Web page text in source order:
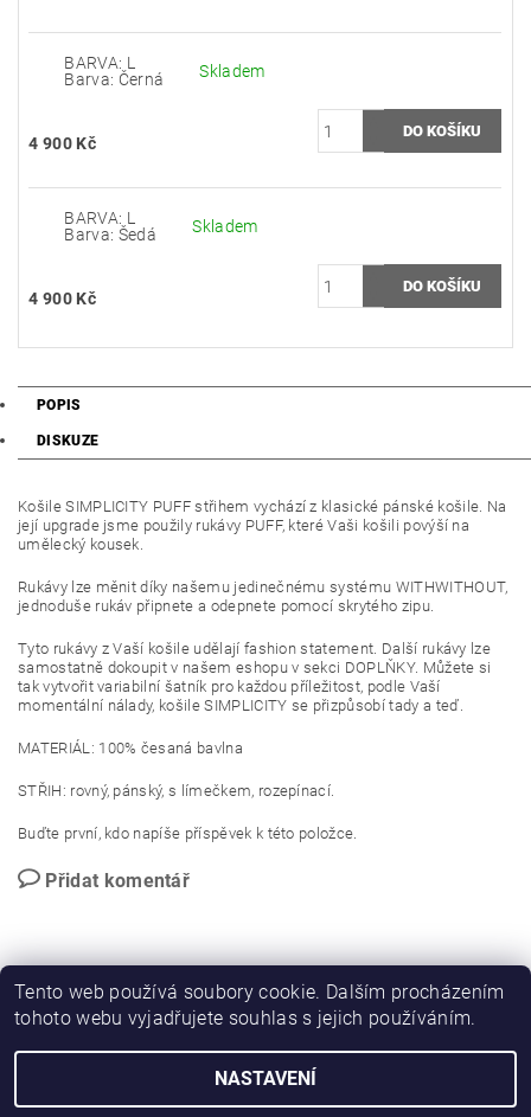
BARVA: L
Barva: Černá
Skladem
4 900 Kč
BARVA: L
Barva: Šedá
Skladem
4 900 Kč
POPIS
DISKUZE
Košile SIMPLICITY PUFF střihem vychází z klasické pánské košile. Na
její upgrade jsme použily rukávy PUFF, které Vaši košili povýší na
umělecký kousek.
Rukávy lze měnit díky našemu jedinečnému systému WITHWITHOUT,
jednoduše rukáv připnete a odepnete pomocí skrytého zipu.
Tyto rukávy z Vaší košile udělají fashion statement. Další rukávy lze
samostatně dokoupit v našem eshopu v sekci DOPLŇKY. Můžete si
tak vytvořit variabilní šatník pro každou příležitost, podle Vaší
momentální nálady, košile SIMPLICITY se přizpůsobí tady a teď.
MATERIÁL: 100% česaná bavlna
STŘIH: rovný, pánský, s límečkem, rozepínací.
Buďte první, kdo napíše příspěvek k této položce.
Přidat komentář
2026 © WWO, všechna práva vyhrazena
Tento web používá soubory cookie. Dalším procházením
tohoto webu vyjadřujete souhlas s jejich používáním.
NASTAVENÍ